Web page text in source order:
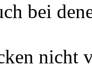
bei
nicht